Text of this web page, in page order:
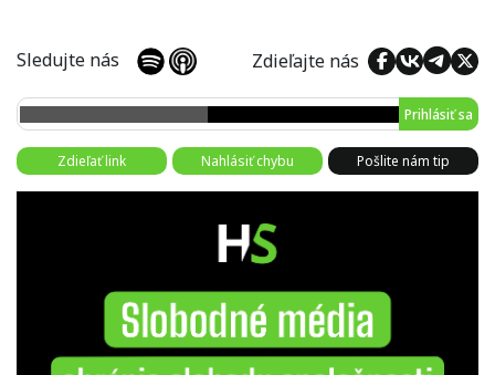
Sledujte nás Zdieľajte nás
Prihlásiť sa
Zdieľať link Nahlásiť chybu Pošlite nám tip